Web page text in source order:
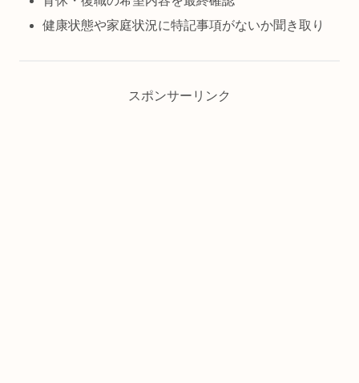
健康状態や家庭状況に特記事項がないか聞き取り
スポンサーリンク